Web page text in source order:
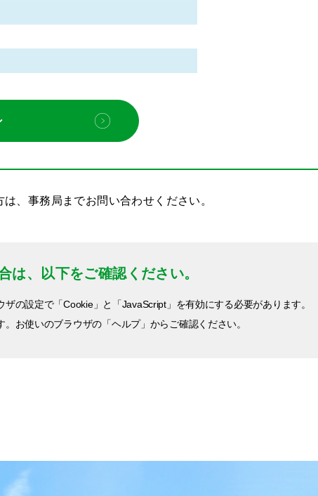
、事務局までお問い合わせください。
は、以下をご確認ください。
の設定で「Cookie」と「JavaScript」を有効にする必要があります。
お使いのブラウザの「ヘルプ」からご確認ください。